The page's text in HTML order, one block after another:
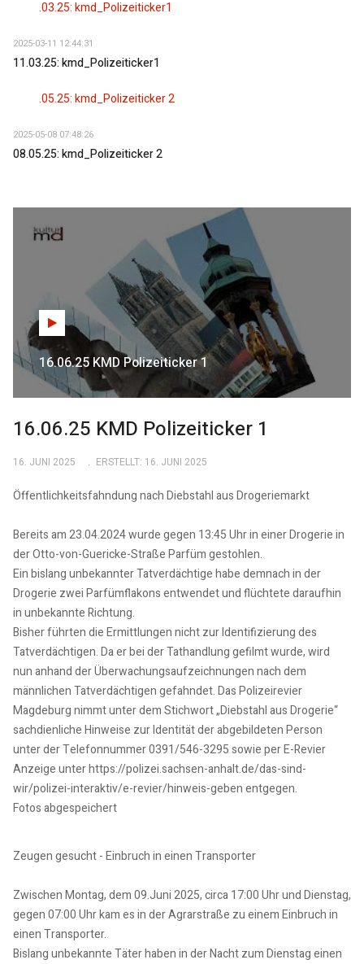
2025-03-11 12:44:31
11.03.25: kmd_Polizeiticker1
2025-05-08 07:48:26
08.05.25: kmd_Polizeiticker 2
16.06.25 KMD Polizeiticker 1
16.06.25 KMD Polizeiticker 1
16. JUNI 2025 ERSTELLT: 16. JUNI 2025
Öffentlichkeitsfahndung nach Diebstahl aus Drogeriemarkt
Bereits am 23.04.2024 wurde gegen 13:45 Uhr in einer Drogerie in
der Otto-von-Guericke-Straße Parfüm gestohlen.
Ein bislang unbekannter Tatverdächtige habe demnach in der
Drogerie zwei Parfümflakons entwendet und flüchtete daraufhin
in unbekannte Richtung.
Bisher führten die Ermittlungen nicht zur Identifizierung des
Tatverdächtigen. Da er bei der Tathandlung gefilmt wurde, wird
nun anhand der Überwachungsaufzeichnungen nach dem
männlichen Tatverdächtigen gefahndet. Das Polizeirevier
Magdeburg nimmt unter dem Stichwort „Diebstahl aus Drogerie“
sachdienliche Hinweise zur Identität der abgebildeten Person
unter der Telefonnummer 0391/546-3295 sowie per E-Revier
Anzeige unter https://polizei.sachsen-anhalt.de/das-sind-
wir/polizei-interaktiv/e-revier/hinweis-geben entgegen.
Fotos abgespeichert
Zeugen gesucht - Einbruch in einen Transporter
Zwischen Montag, dem 09.Juni 2025, circa 17:00 Uhr und Dienstag,
gegen 07:00 Uhr kam es in der Agrarstraße zu einem Einbruch in
einen Transporter.
Bislang unbekannte Täter haben in der Nacht zum Dienstag einen